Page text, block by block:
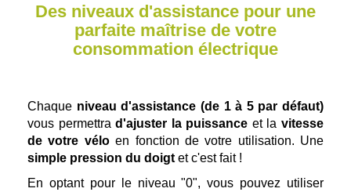
Des niveaux d'assistance pour une
parfaite maîtrise de votre
consommation électrique
Chaque niveau d'assistance (de 1 à 5 par défaut)
vous permettrad'ajuster la puissance et lavitesse
de votre véloen fonction de votre utilisation. Une
simple pression du doigt et c'est fait !
En optant pour le niveau "0", vous pouvez utiliser